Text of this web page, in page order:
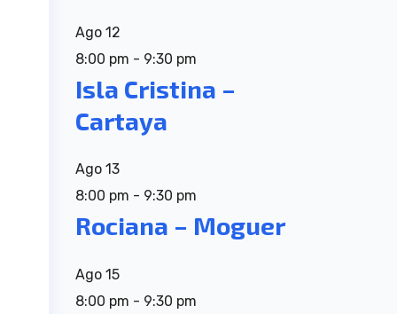
Ago 12
8:00 pm - 9:30 pm
Isla Cristina –
Cartaya
Ago 13
8:00 pm - 9:30 pm
Rociana – Moguer
Ago 15
8:00 pm - 9:30 pm